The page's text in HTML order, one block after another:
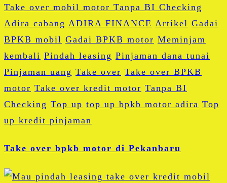
Adira cabang ADIRA FINANCE Artikel Gadai
BPKB mobil Gadai BPKB motor Meminjam
kembali Pindah leasing Pinjaman dana tunai
Pinjaman uang Take over Take over BPKB
motor Take over kredit motor Tanpa BI
Checking Top up top up bpkb motor adira Top
up kredit pinjaman
Take over bpkb motor di Pekanbaru